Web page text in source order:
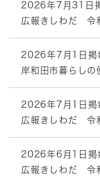
2026年7月31日
広報きしわだ 令
2026年7月1日掲
岸和田市暮らし
2026年7月1日掲
広報きしわだ 令
2026年6月1日掲
広報きしわだ 令